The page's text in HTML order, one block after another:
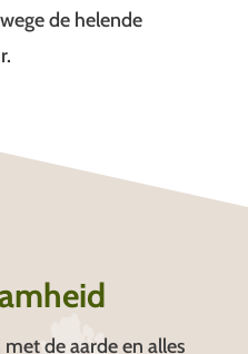
de helende
de aarde en alles